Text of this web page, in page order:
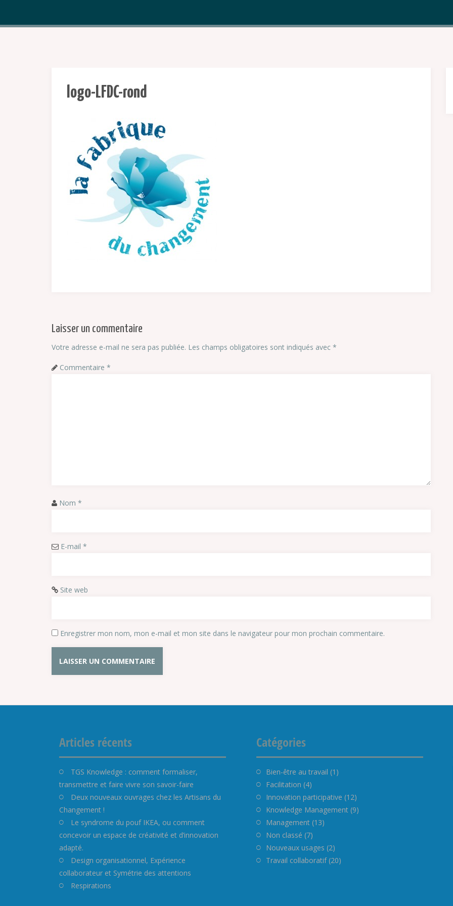
logo-LFDC-rond
Laisser un commentaire
Votre adresse e-mail ne sera pas publiée. Les champs obligatoires sont indiqués avec *
Commentaire *
Nom *
E-mail *
Site web
Enregistrer mon nom, mon e-mail et mon site dans le navigateur pour mon prochain commentaire.
Articles récents
TGS Knowledge : comment formaliser,
transmettre et faire vivre son savoir-faire
Deux nouveaux ouvrages chez les Artisans du
Changement !
Le syndrome du pouf IKEA, ou comment
concevoir un espace de créativité et d’innovation
adapté.
Design organisationnel, Expérience
collaborateur et Symétrie des attentions
Respirations
Catégories
Bien-être au travail (1)
Facilitation (4)
Innovation participative (12)
Knowledge Management (9)
Management (13)
Non classé (7)
Nouveaux usages (2)
Travail collaboratif(20)